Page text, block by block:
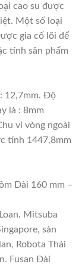
cao su được
Một số loại
gia cố lõi để
tính sản phẩm
12,7mm. Độ
là : 8mm
vi vòng ngoài
tính 1447,8mm
Dài 160 mm –
Mitsuba
sản
Robota Thái
Fusan Đài